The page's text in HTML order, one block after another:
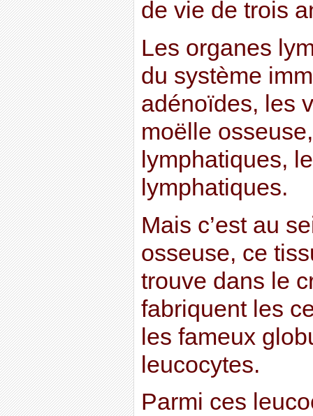
de vie de trois
Les organes
du système
adénoïdes, les
moëlle
lymphatiques,
lymphatiques.
Mais c’est au
osseuse, ce
trouve dans le
fabriquent les
les fameux
leucocytes.
Parmi ces